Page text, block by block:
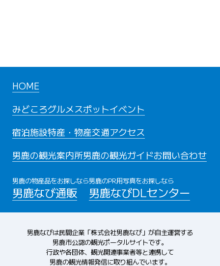
HOME
みどころグルメスポットイベント
宿泊施設特産・物産交通アクセス
男鹿の観光案内所男鹿の観光ガイドお問い合わせ
男鹿の物産品をお探しなら
男鹿なび通販
男鹿のPR用写真をお探しなら
男鹿なびDLセンター
男鹿なびは民間企業「株式会社男鹿なび」が自主運営する
男鹿市公認の観光ポータルサイトです。
行政や各団体、観光関連事業者等と連携して
男鹿の観光情報発信に取り組んでいます。